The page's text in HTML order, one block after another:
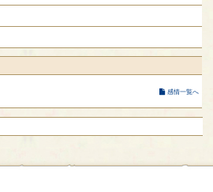
感情一覧へ